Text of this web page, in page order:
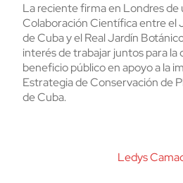
La reciente firma en Londres de
Colaboración Científica entre el
de Cuba y el Real Jardín
interés de trabajar juntos para la
beneficio público en apoyo a la
Estrategia de Conservación de
de Cuba.
Ledys